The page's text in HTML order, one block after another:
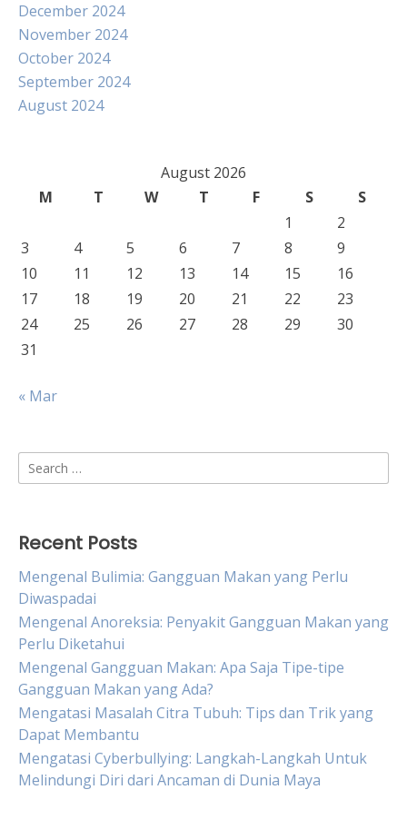
December 2024
November 2024
October 2024
September 2024
August 2024
August 2026
M
T W T F S
S
1
2
3
4 5 6 7 8
9
10
11 12 13 14 15
16
17
18 19 20 21 22
23
24
25 26 27 28 29
30
31
« Mar
Search
for:
Recent Posts
Mengenal Bulimia: Gangguan Makan yang Perlu
Diwaspadai
Mengenal Anoreksia: Penyakit Gangguan Makan yang
Perlu Diketahui
Mengenal Gangguan Makan: Apa Saja Tipe-tipe
Gangguan Makan yang Ada?
Mengatasi Masalah Citra Tubuh: Tips dan Trik yang
Dapat Membantu
Mengatasi Cyberbullying: Langkah-Langkah Untuk
Melindungi Diri dari Ancaman di Dunia Maya